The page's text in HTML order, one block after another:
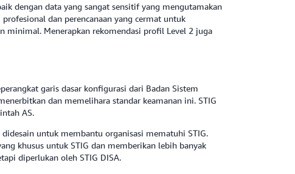
dengan data yang sangat sensitif yang mengutamakan
dan perencanaan yang cermat untuk
minimal. Menerapkan rekomendasi profil Level 2 juga
garis dasar konfigurasi dari Badan Sistem
dan memelihara standar keamanan ini. STIG
AS.
untuk membantu organisasi mematuhi STIG.
khusus untuk STIG dan memberikan lebih banyak
diperlukan oleh STIG DISA.